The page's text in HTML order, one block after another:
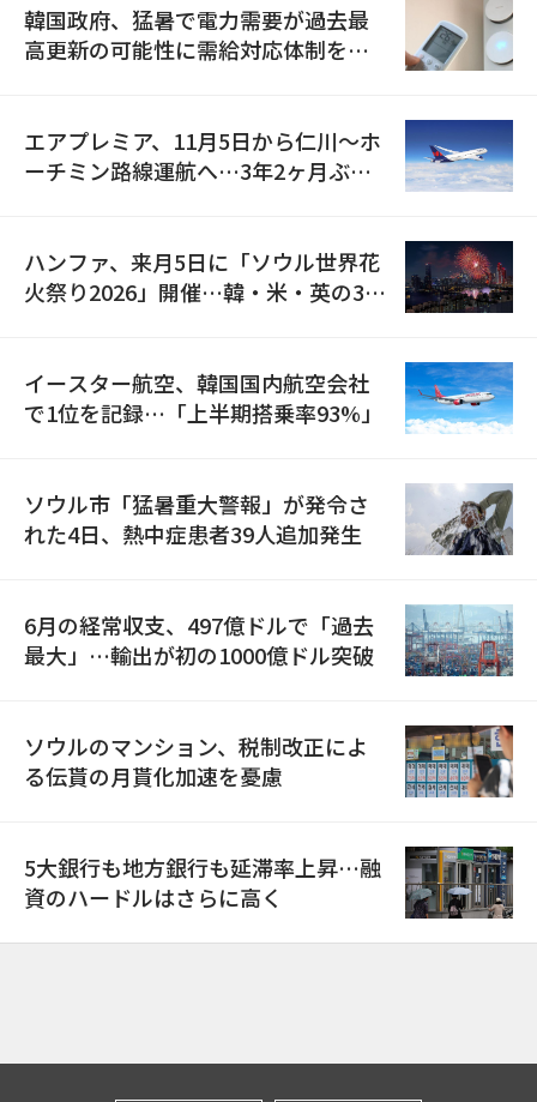
韓国政府、猛暑で電力需要が過去最
高更新の可能性に需給対応体制を点
エアプレミア、11月5日から仁川〜ホ
ーチミン路線運航へ…3年2ヶ月ぶり
ハンファ、来月5日に「ソウル世界花
火祭り2026」開催…韓・米・英の3カ
イースター航空、韓国国内航空会社
で1位を記録…「上半期搭乗率93%」
ソウル市「猛暑重大警報」が発令さ
れた4日、熱中症患者39人追加発生
6月の経常収支、497億ドルで「過去
最大」…輸出が初の1000億ドル突破
ソウルのマンション、税制改正によ
る伝貰の月貰化加速を憂慮
5大銀行も地方銀行も延滞率上昇…融
資のハードルはさらに高く